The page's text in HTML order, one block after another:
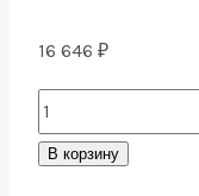
16 646 ₽
HSS
CoВ корзину